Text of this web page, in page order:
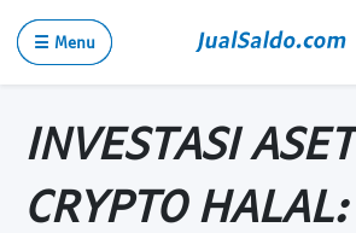
☰ Menu
INVESTASI ASET
CRYPTO HALAL: